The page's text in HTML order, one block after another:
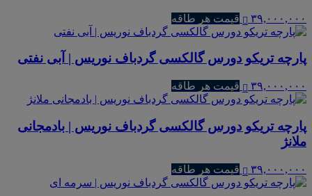
۳۹,۰۰۰,۰۰۰ قیمت هر طاقه
پارچه تریکو دورس گالکسی گردباف نوریس | آبی نفتی
۳۹,۰۰۰,۰۰۰ قیمت هر طاقه
پارچه تریکو دورس گالکسی گردباف نوریس | بادمجانی
ملانژ
۳۹,۰۰۰,۰۰۰ قیمت هر طاقه